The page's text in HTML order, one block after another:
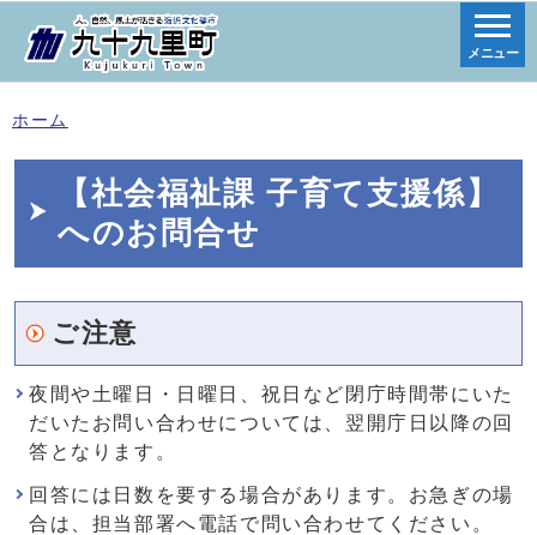
メニュー
ホーム
【社会福祉課 子育て支援係】
へのお問合せ
ご注意
夜間や土曜日・日曜日、祝日など閉庁時間帯にいた
だいたお問い合わせについては、翌開庁日以降の回
答となります。
回答には日数を要する場合があります。お急ぎの場
合は、担当部署へ電話で問い合わせてください。